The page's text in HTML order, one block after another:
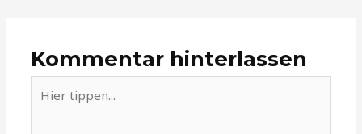
Kommentar hinterlassen
tippen...